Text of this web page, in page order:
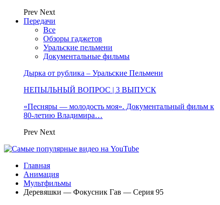
Prev Next
Передачи
Все
Обзоры гаджетов
Уральские пельмени
Документальные фильмы
Дырка от рублика – Уральские Пельмени
НЕПЫЛЬНЫЙ ВОПРОС | 3 ВЫПУСК
«Песняры — молодость моя». Документальный фильм к
80-летию Владимира…
Prev Next
Главная
Анимация
Мультфильмы
Деревяшки — Фокусник Гав — Серия 95